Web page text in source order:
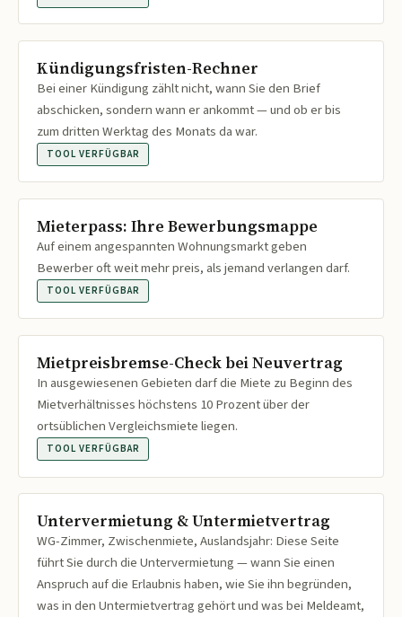
Kündigungsfristen-Rechner
Bei einer Kündigung zählt nicht, wann Sie den Brief
abschicken, sondern wann er ankommt — und ob er bis
zum dritten Werktag des Monats da war.
TOOL VERFÜGBAR
Mieterpass: Ihre Bewerbungsmappe
Auf einem angespannten Wohnungsmarkt geben
Bewerber oft weit mehr preis, als jemand verlangen darf.
TOOL VERFÜGBAR
Mietpreisbremse-Check bei Neuvertrag
In ausgewiesenen Gebieten darf die Miete zu Beginn des
Mietverhältnisses höchstens 10 Prozent über der
ortsüblichen Vergleichsmiete liegen.
TOOL VERFÜGBAR
Untervermietung & Untermietvertrag
WG-Zimmer, Zwischenmiete, Auslandsjahr: Diese Seite
führt Sie durch die Untervermietung — wann Sie einen
Anspruch auf die Erlaubnis haben, wie Sie ihn begründen,
was in den Untermietvertrag gehört und was bei Meldeamt,